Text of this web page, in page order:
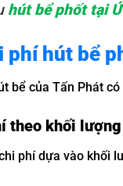
hút bể phốt tại
phí hút bể
bể của Tấn Phát
theo khối
phí dựa vào khối